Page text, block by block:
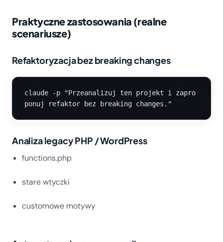
Praktyczne zastosowania (realne
scenariusze)
Refaktoryzacja bez breaking changes
claude -p "Przeanalizuj ten projekt i zapro
Analiza legacy PHP / WordPress
functions.php
stare wtyczki
customowe motywy